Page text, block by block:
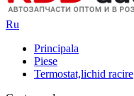
Ru
Principala
Piese
Termostat,lichid racire